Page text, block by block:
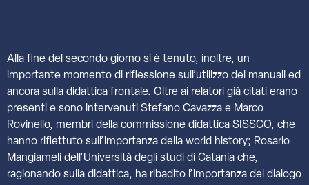
Alla fine del secondo giorno si è tenuto, inoltre, un
importante momento di riflessione sull’utilizzo dei manuali ed
ancora sulla didattica frontale. Oltre ai relatori già citati erano
presenti e sono intervenuti Stefano Cavazza e Marco
Rovinello, membri della commissione didattica SISSCO, che
hanno riflettuto sull’importanza della world history; Rosario
Mangiameli dell’Università degli studi di Catania che,
ragionando sulla didattica, ha ribadito l’importanza del dialogo